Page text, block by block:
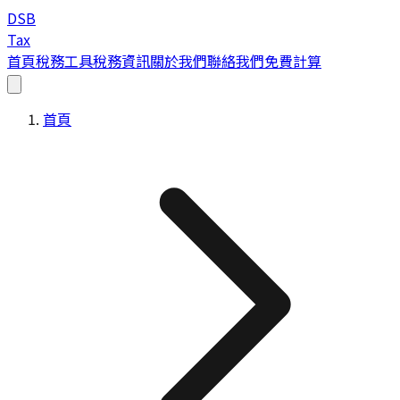
DSB
Tax
首頁稅務工具稅務資訊關於我們聯絡我們免費計算
首頁